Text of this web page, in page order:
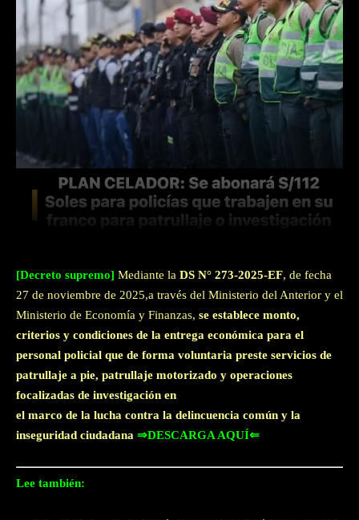
Facebook Twitter WhatsApp
[Decreto supremo] Mediante la DS N° 273-2025-EF, de fecha
27 de noviembre de 2025,a través del Ministerio del Anterior y el
Ministerio de Economía y Finanzas, se establece monto,
criterios y condiciones de la entrega económica para el
personal policial que de forma voluntaria preste servicios de
patrullaje a pie, patrullaje motorizado y operaciones
focalizadas de investigación en
el marco de la lucha contra la delincuencia común y la
inseguridad ciudadana ⇒DESCARGA AQUÍ⇐
Lee también: